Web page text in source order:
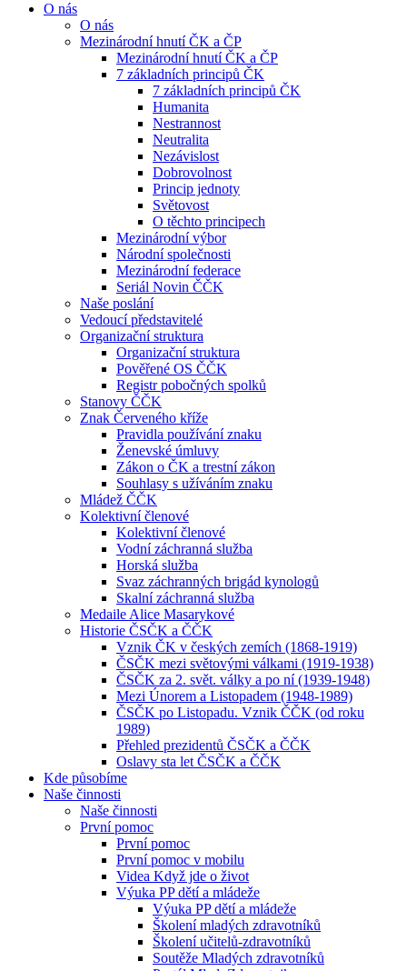
O nás
O nás
Mezinárodní hnutí ČK a ČP
Mezinárodní hnutí ČK a ČP
7 základních principů ČK
7 základních principů ČK
Humanita
Nestrannost
Neutralita
Nezávislost
Dobrovolnost
Princip jednoty
Světovost
O těchto principech
Mezinárodní výbor
Národní společnosti
Mezinárodní federace
Seriál Novin ČČK
Naše poslání
Vedoucí představitelé
Organizační struktura
Organizační struktura
Pověřené OS ČČK
Registr pobočných spolků
Stanovy ČČK
Znak Červeného kříže
Pravidla používání znaku
Ženevské úmluvy
Zákon o ČK a trestní zákon
Souhlasy s užíváním znaku
Mládež ČČK
Kolektivní členové
Kolektivní členové
Vodní záchranná služba
Horská služba
Svaz záchranných brigád kynologů
Skalní záchranná služba
Medaile Alice Masarykové
Historie ČSČK a ČČK
Vznik ČK v českých zemích (1868-1919)
ČSČK mezi světovými válkami (1919-1938)
ČSČK za 2. svět. války a po ní (1939-1948)
Mezi Únorem a Listopadem (1948-1989)
ČSČK po Listopadu. Vznik ČČK (od roku
1989)
Přehled prezidentů ČSČK a ČČK
Oslavy sta let ČSČK a ČČK
Kde působíme
Naše činnosti
Naše činnosti
První pomoc
První pomoc
První pomoc v mobilu
Videa Když jde o život
Výuka PP dětí a mládeže
Výuka PP dětí a mládeže
Školení mladých zdravotníků
Školení učitelů-zdravotníků
Soutěže Mladých zdravotníků